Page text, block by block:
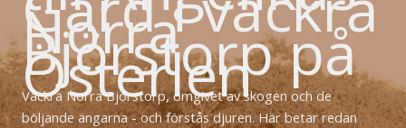
Norra
Björstorp på
Österlen
Vackra Norra Björstorp, omgivet av skogen och de
böljande ängarna - och förstås djuren. Här betar redan